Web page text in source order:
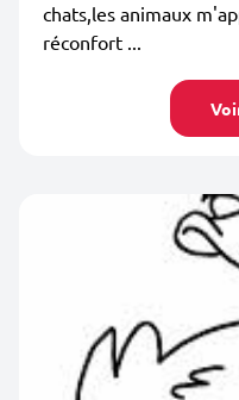
chats,les animaux
réconfort ...